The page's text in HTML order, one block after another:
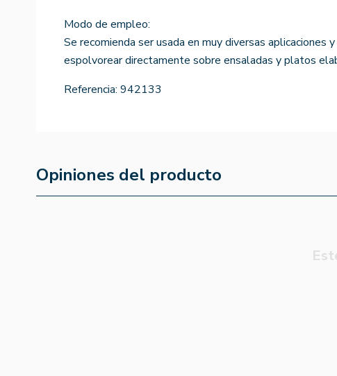
Modo de empleo:
Se recomienda ser usada en muy diversas aplicaciones
espolvorear directamente sobre ensaladas y platos
Referencia: 942133
Opiniones del producto